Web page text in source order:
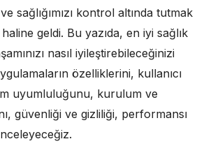
sağlığımızı kontrol altında tutmak
geldi. Bu yazıda, en iyi sağlık
nasıl iyileştirebileceğinizi
özelliklerini, kullanıcı
uyumluluğunu, kurulum ve
güvenliği ve gizliliği, performansı